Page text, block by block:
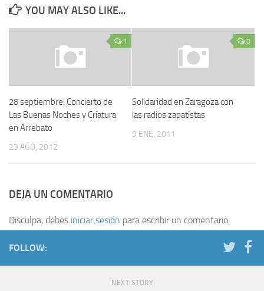
YOU MAY ALSO LIKE...
1
28 septiembre: Concierto de
Las Buenas Noches y Criatura
en Arrebato
23 AGO, 2012
0
Solidaridad en Zaragoza con
las radios zapatistas
9 ENE, 2011
DEJA UN COMENTARIO
Disculpa, debes iniciar sesión para escribir un comentario.
FOLLOW:
NEXT STORY